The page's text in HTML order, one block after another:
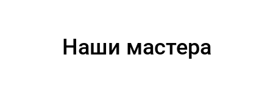
Наши мастера